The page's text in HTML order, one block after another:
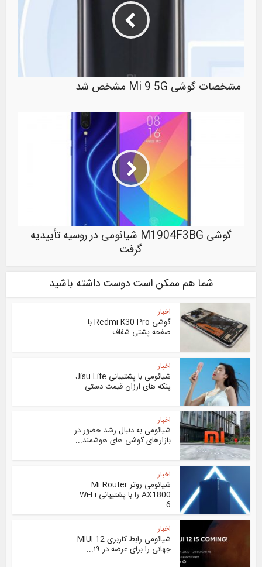
مشخصات گوشی Mi 9 5G مشخص شد
گوشی M1904F3BG شیائومی در روسیه تأییدیه
گرفت
شما هم ممکن است دوست داشته باشید
اخبار
گوشی Redmi K30 Pro با
صفحه پشتی شفاف
اخبار
شیائومی با پشتیبانی Jisu Life
پنکه های ارزان قیمت دستی...
اخبار
شیائومی به دنبال رشد حضور در
بازارهای گوشی های هوشمند...
اخبار
شیائومی روتر Mi Router
AX1800 را با پشتیبانی Wi-Fi
6...
اخبار
شیائومی رابط کاربری MIUI 12
جهانی را برای عرضه در ۱۹...